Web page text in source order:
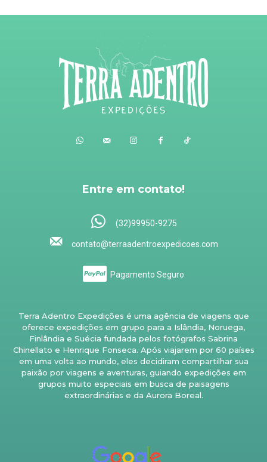
Entre em contato!
(32)99950-9275
contato@terraadentroexpedicoes.com
Pagamento Seguro
Terra Adentro Expedições é uma agência de viagens que
oferece expedições em grupo para a Islândia, Noruega,
Finlândia e Suécia fundada pelos fotógrafos Sabrina
Chinellato e Henrique Fonseca. Após viajarem por 60 países
em uma volta ao mundo, eles decidiram compartilhar sua
paixão por viagens e aventuras, guiando expedições em
grupos muito especiais em busca de paisagens
extraordinárias e da Aurora Boreal.